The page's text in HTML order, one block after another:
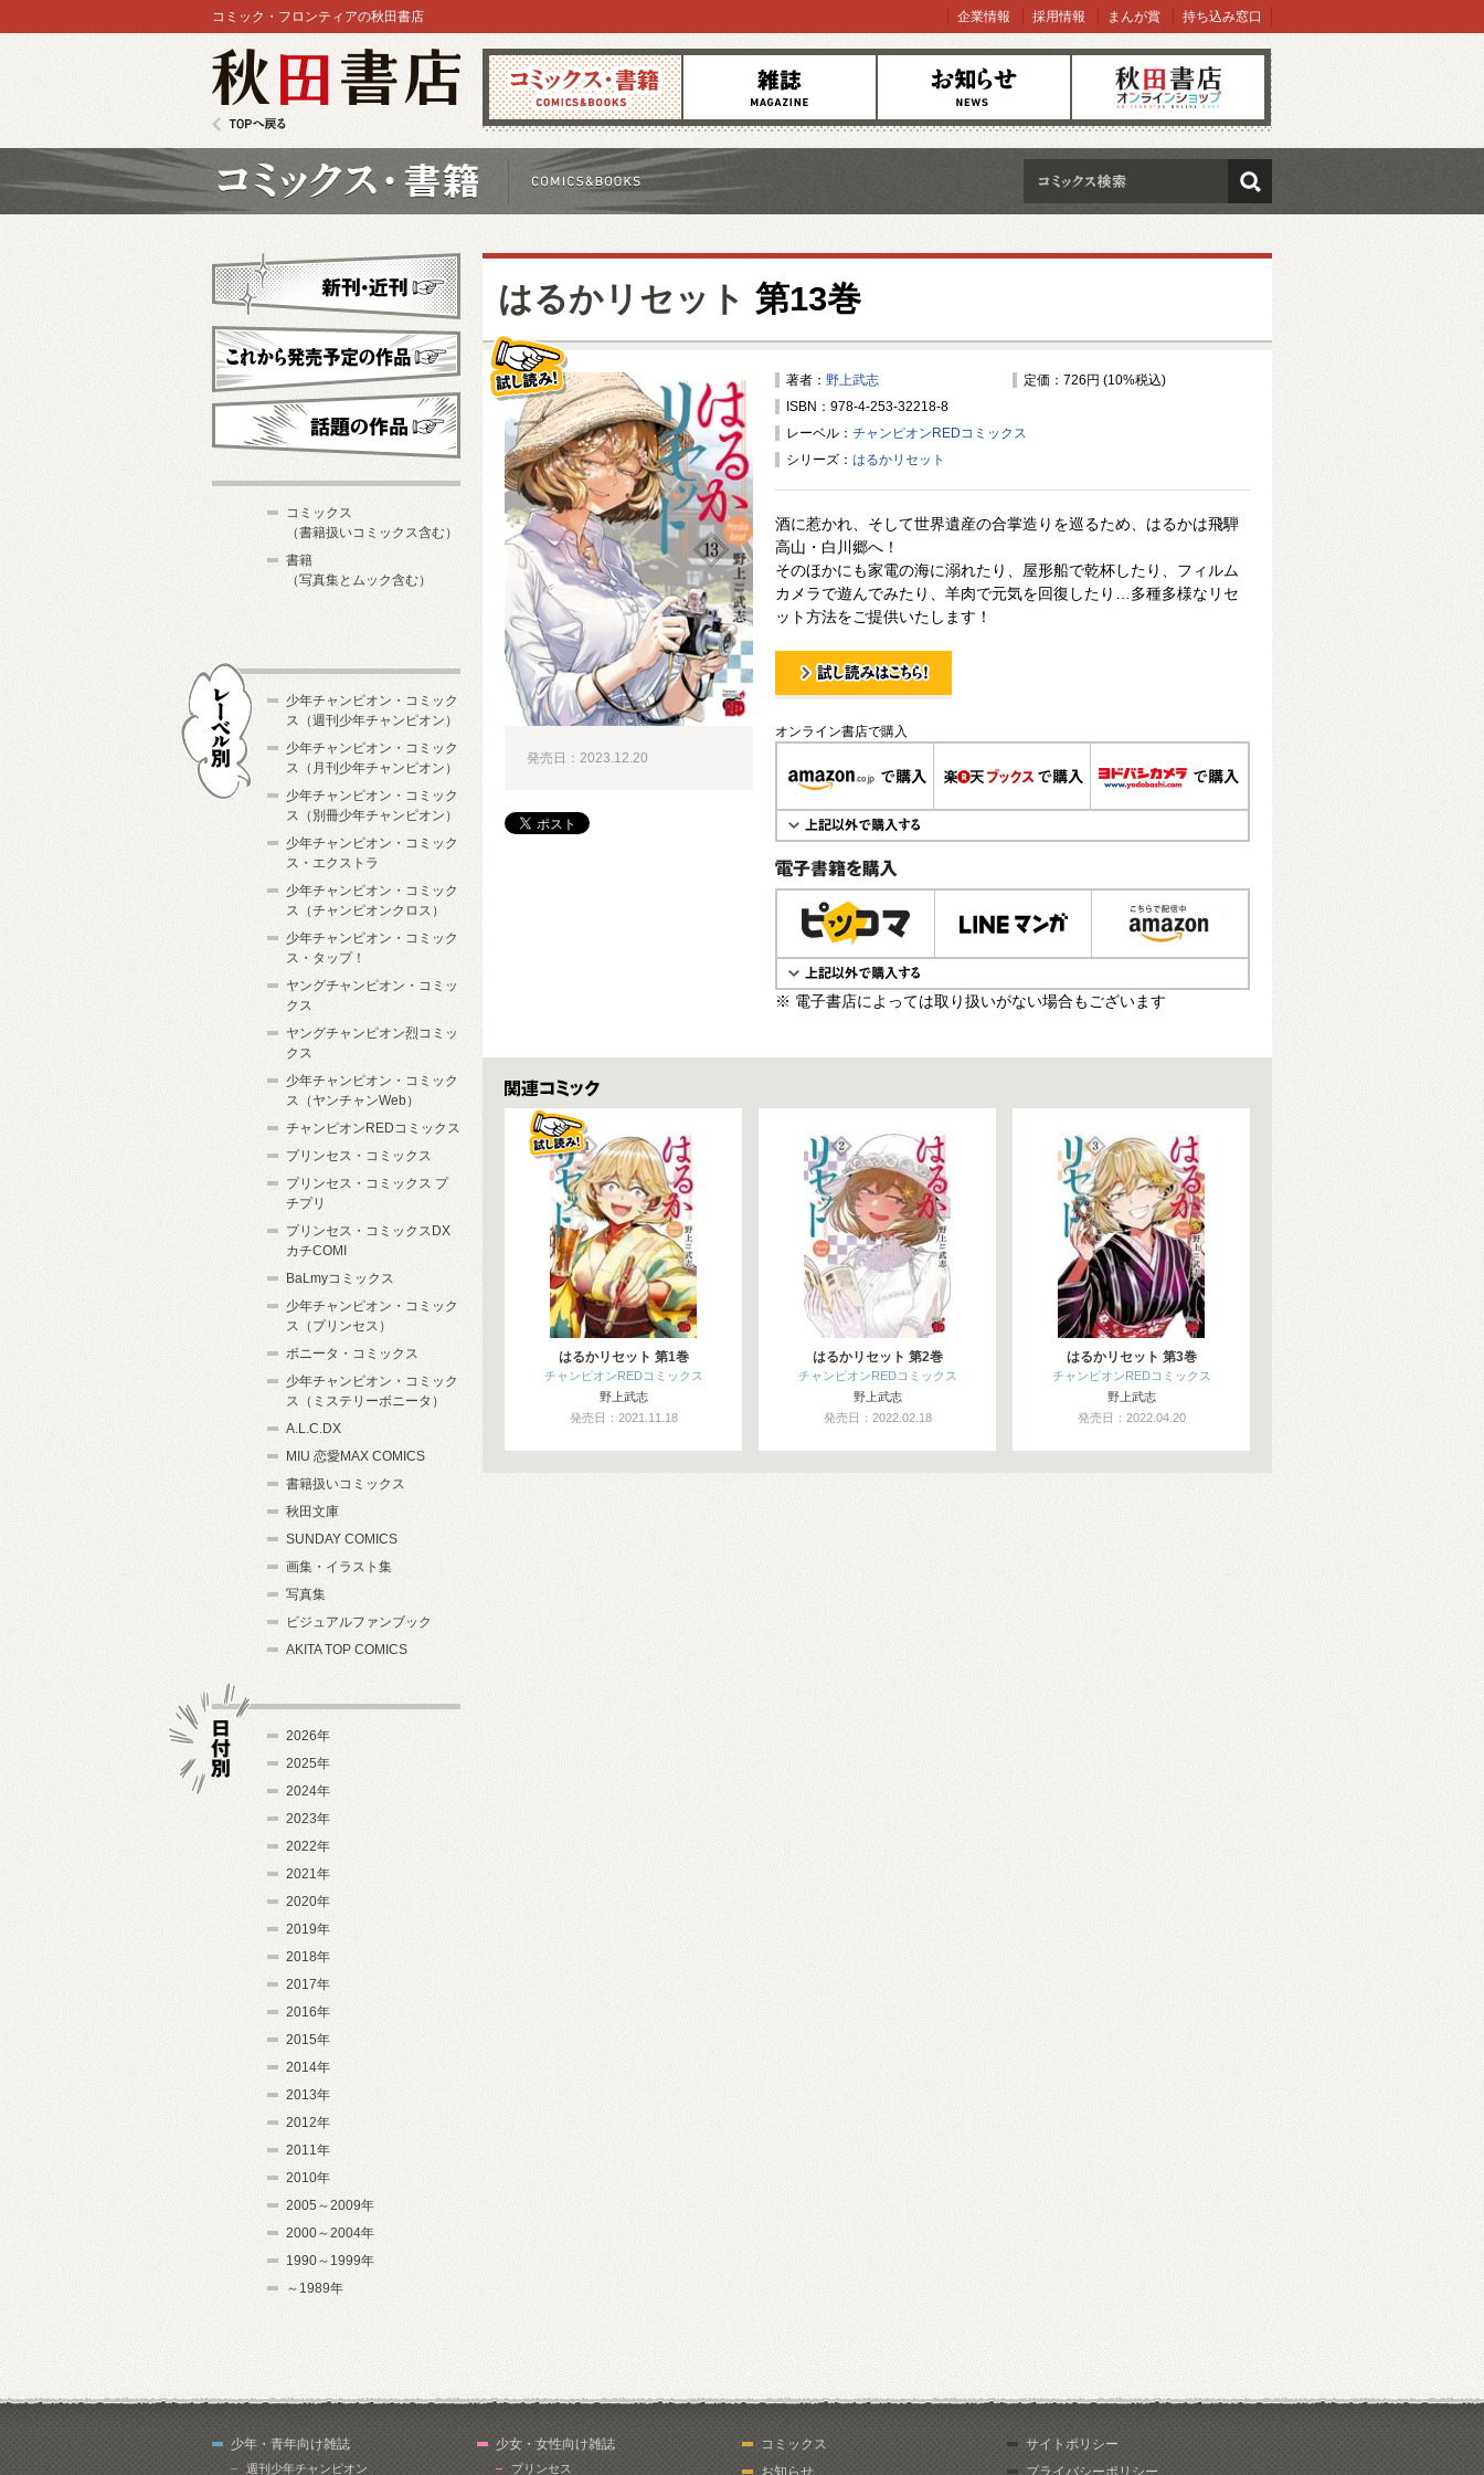
コミックス 雑誌 お知らせ オンラインショップ
コミック・フロンティアの秋田書店 企業情報 採用情報 まんが賞 持ち込み窓口
検索
はるかリセット 第13巻
著者： 野上武志
定価：726円 (10%税込)
ISBN：978-4-253-32218-8
レーベル： チャンピオンREDコミックス
シリーズ： はるかリセット
酒に惹かれ、そして世界遺産の合掌造りを巡るため、はるかは飛騨
高山・白川郷へ！
そのほかにも家電の海に溺れたり、屋形船で乾杯したり、フィルム
カメラで遊んでみたり、羊肉で元気を回復したり…多種多様なリセ
ット方法をご提供いたします！
試し読み！
オンライン書店で購入
電子書籍で購入
※ 電子書店によっては取り扱いがない場合もございます
発売日：2023.12.20
関連コミックス
はるかリセット 第1巻
チャンピオンREDコミックス
野上武志
発売日：2021.11.18
はるかリセット 第2巻
チャンピオンREDコミックス
野上武志
発売日：2022.02.18
はるかリセット 第3巻
チャンピオンREDコミックス
野上武志
発売日：2022.04.20
新刊・近刊
これから発売予定
コミックス
（書籍扱いコミックス含む）
書籍
（写真集とムック含む）
少年チャンピオン・コミック
ス（週刊少年チャンピオン）
少年チャンピオン・コミック
ス（月刊少年チャンピオン）
少年チャンピオン・コミック
ス（別冊少年チャンピオン）
少年チャンピオン・コミック
ス・エクストラ
少年チャンピオン・コミック
ス（チャンピオンクロス）
少年チャンピオン・コミック
ス・タップ！
ヤングチャンピオン・コミッ
クス
ヤングチャンピオン烈コミッ
クス
少年チャンピオン・コミック
ス（ヤンチャンWeb）
チャンピオンREDコミックス
プリンセス・コミックス
プリンセス・コミックス プ
チプリ
プリンセス・コミックスDX
カチCOMI
BaLmyコミックス
少年チャンピオン・コミック
ス（プリンセス）
ボニータ・コミックス
少年チャンピオン・コミック
ス（ミステリーボニータ）
A.L.C.DX
MIU 恋愛MAX COMICS
書籍扱いコミックス
秋田文庫
SUNDAY COMICS
画集・イラスト集
写真集
ビジュアルファンブック
AKITA TOP COMICS
2026年
2025年
2024年
2023年
2022年
2021年
2020年
2019年
2018年
2017年
2016年
2015年
2014年
2013年
2012年
2011年
2010年
2005～2009年
2000～2004年
1990～1999年
～1989年
少年・青年向け雑誌
週刊少年チャンピオン
少女・女性向け雑誌
プリンセス
コミックス
お知らせ
サイトポリシー
プライバシーポリシー